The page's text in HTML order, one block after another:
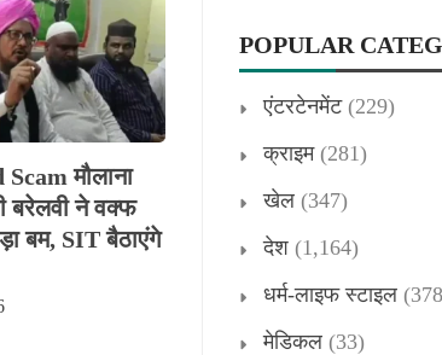
मौलाना
बरेलवी ने वक्फ
बम, SIT बैठाएंगे
POPULAR
एंटरटेनमेंट(229)
क्राइम(281)
खेल (347)
देश (1,164)
धर्म-लाइफ स्टाइल
मेडिकल (33)